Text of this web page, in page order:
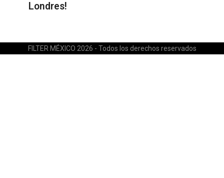
Londres!
FILTER MÉXICO 2026 - Todos los derechos reservados